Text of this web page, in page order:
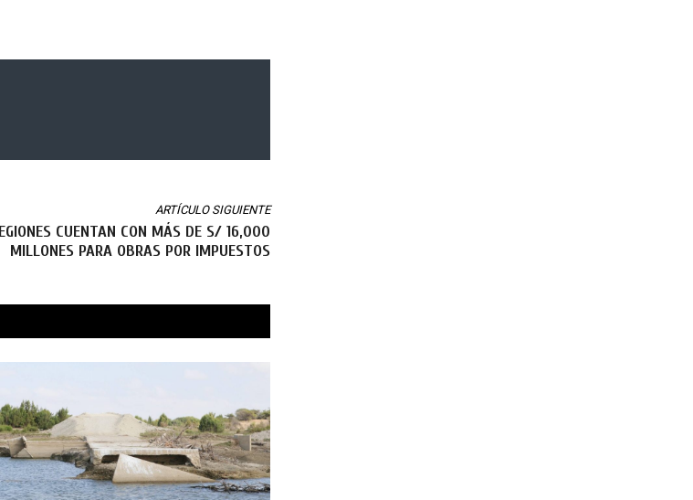
ARTÍCULO SIGUIENTE
CUENTAN CON MÁS DE S/ 16,000
MILLONES PARA OBRAS POR IMPUESTOS